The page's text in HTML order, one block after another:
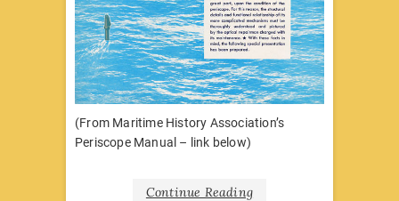
(From Maritime History Association’s
Periscope Manual – link below)
Continue Reading